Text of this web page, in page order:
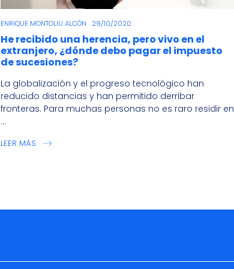
ENRIQUE MONTOLIU ALCÓN 29/10/2020
He recibido una herencia, pero vivo en el
extranjero, ¿dónde debo pagar el impuesto
de sucesiones?
La globalización y el progreso tecnológico han
reducido distancias y han permitido derribar
fronteras. Para muchas personas no es raro residir en
...
LEER MÁS